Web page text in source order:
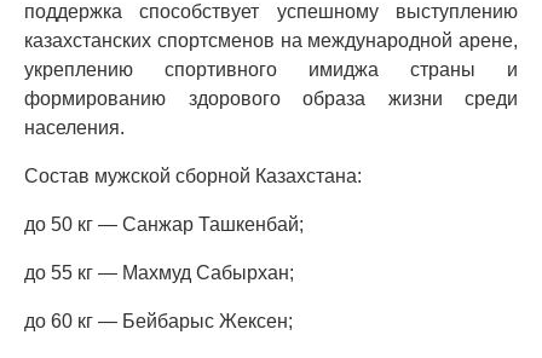
поддержка способствует успешному выступлению
казахстанских спортсменов на международной арене,
укреплению спортивного имиджа страны и
формированию здорового образа жизни среди
населения.
Состав мужской сборной Казахстана:
до 50 кг — Санжар Ташкенбай;
до 55 кг — Махмуд Сабырхан;
до 60 кг — Бейбарыс Жексен;